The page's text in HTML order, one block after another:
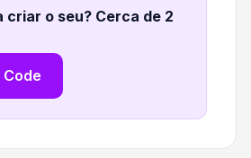
criar o seu? Cerca de 2
Code